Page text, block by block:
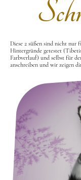
Diese 2 süßen sind nicht nur
Hintergründe getestet
Farbverlauf) und selbst für
anschreiben und wir zeigen